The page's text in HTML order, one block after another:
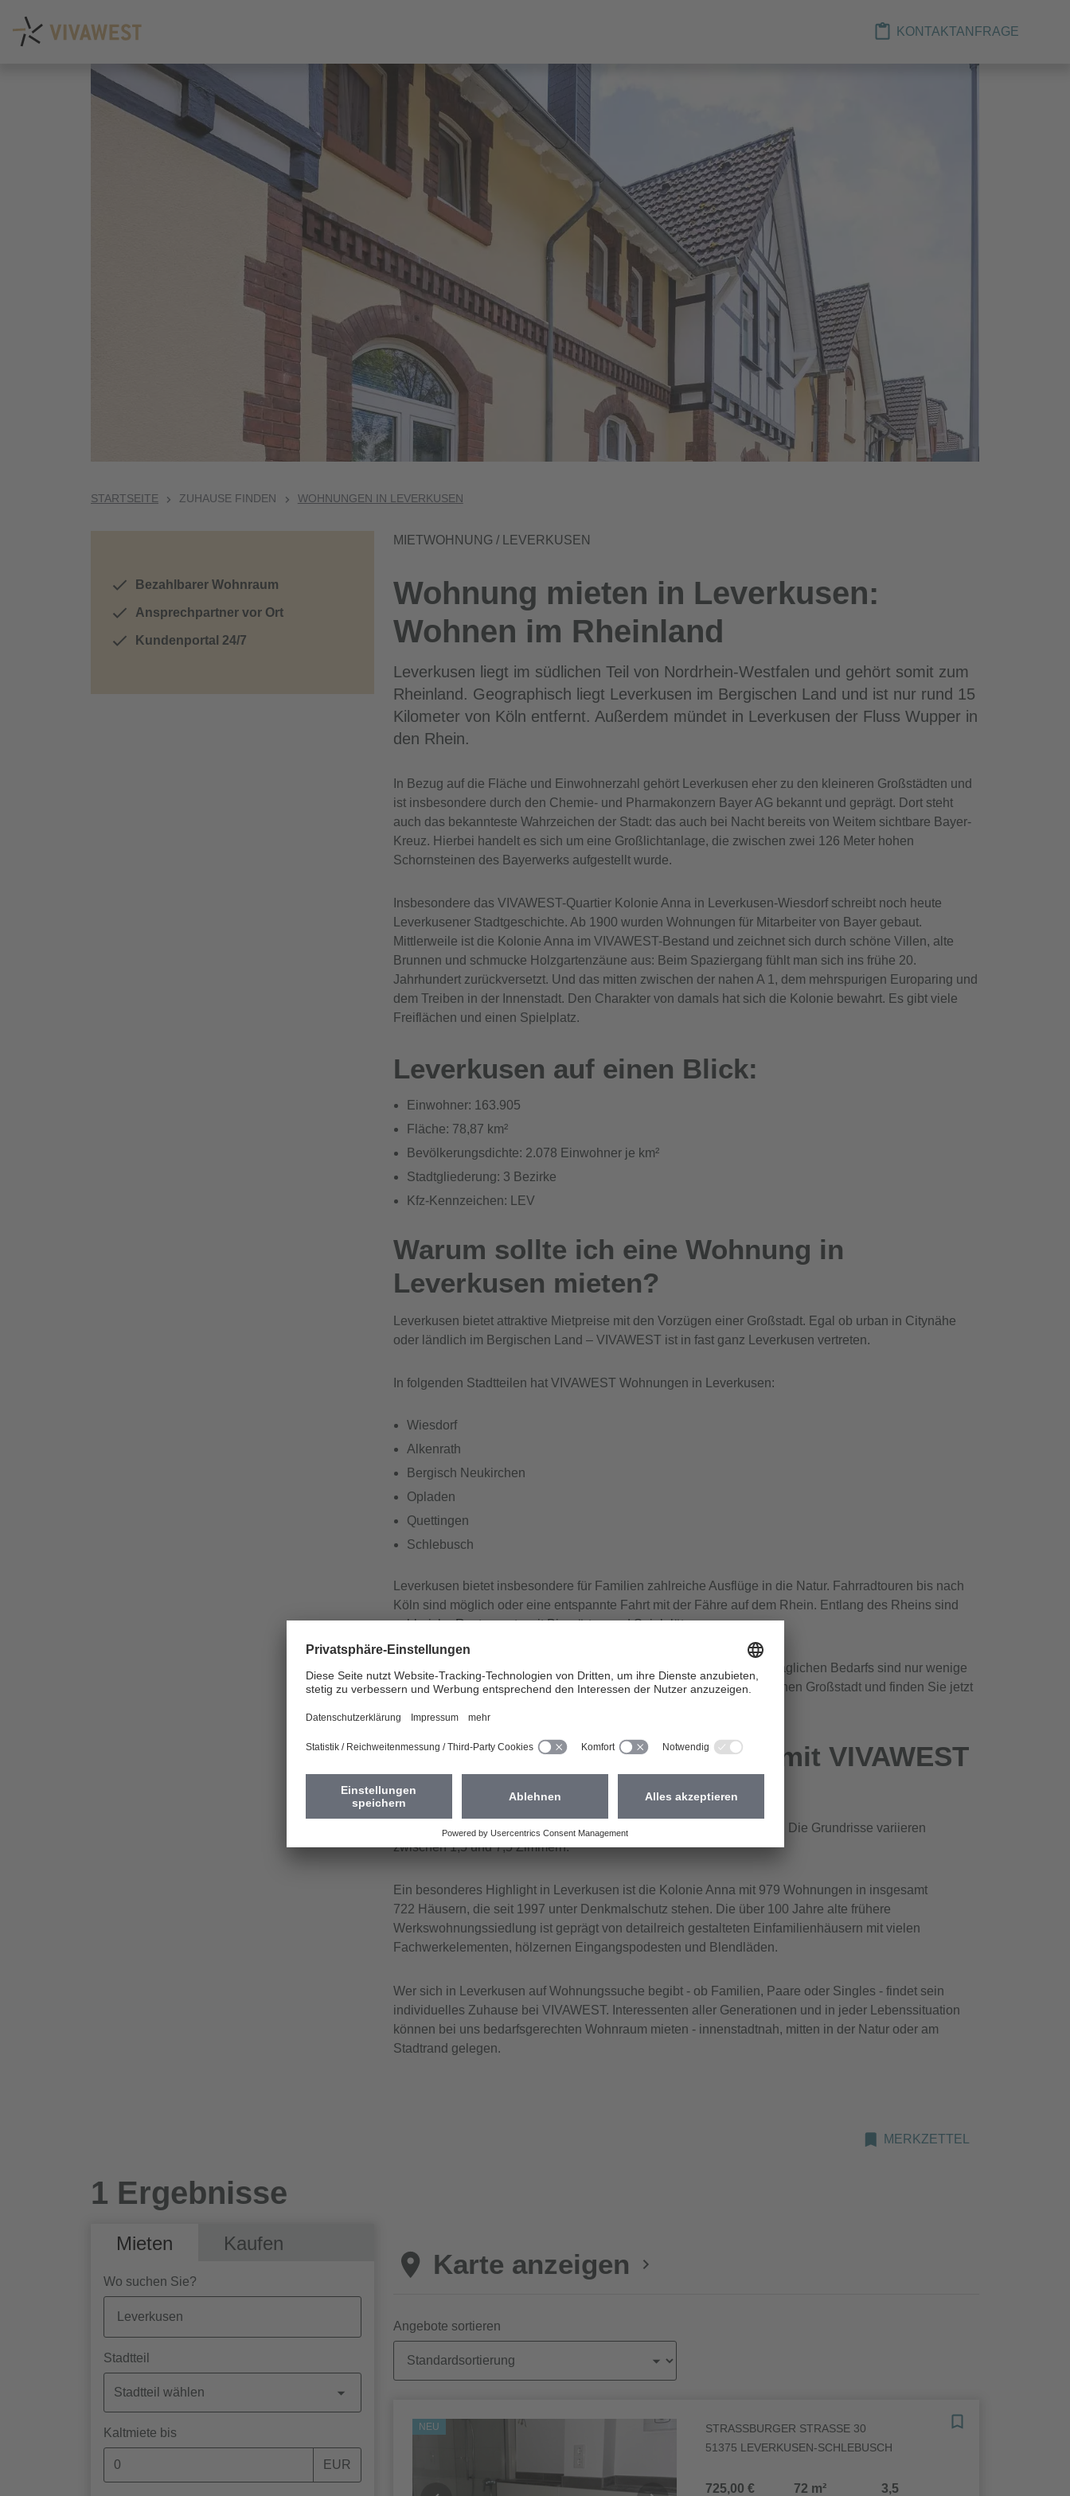
KONTAKTANFRAGE
STARTSEITE ZUHAUSE FINDEN WOHNUNGEN IN LEVERKUSEN
Bezahlbarer Wohnraum
Ansprechpartner vor Ort
Kundenportal 24/7
MIETWOHNUNG / LEVERKUSEN
Wohnung mieten in Leverkusen:
Wohnen im Rheinland
Leverkusen liegt im südlichen Teil von Nordrhein-Westfalen und gehört somit zum
Rheinland. Geographisch liegt Leverkusen im Bergischen Land und ist nur rund 15
Kilometer von Köln entfernt. Außerdem mündet in Leverkusen der Fluss Wupper in
den Rhein.
In Bezug auf die Fläche und Einwohnerzahl gehört Leverkusen eher zu den kleineren Großstädten und
ist insbesondere durch den Chemie- und Pharmakonzern Bayer AG bekannt und geprägt. Dort steht
auch das bekannteste Wahrzeichen der Stadt: das auch bei Nacht bereits von Weitem sichtbare Bayer-
Kreuz. Hierbei handelt es sich um eine Großlichtanlage, die zwischen zwei 126 Meter hohen
Schornsteinen des Bayerwerks aufgestellt wurde.
Insbesondere das VIVAWEST-Quartier Kolonie Anna in Leverkusen-Wiesdorf schreibt noch heute
Leverkusener Stadtgeschichte. Ab 1900 wurden Wohnungen für Mitarbeiter von Bayer gebaut.
Mittlerweile ist die Kolonie Anna im VIVAWEST-Bestand und zeichnet sich durch schöne Villen, alte
Brunnen und schmucke Holzgartenzäune aus: Beim Spaziergang fühlt man sich ins frühe 20.
Jahrhundert zurückversetzt. Und das mitten zwischen der nahen A 1, dem mehrspurigen Europaring und
dem Treiben in der Innenstadt. Den Charakter von damals hat sich die Kolonie bewahrt. Es gibt viele
Freiflächen und einen Spielplatz.
Leverkusen auf einen Blick:
Einwohner: 163.905
Fläche: 78,87 km²
Bevölkerungsdichte: 2.078 Einwohner je km²
Stadtgliederung: 3 Bezirke
Kfz-Kennzeichen: LEV
Warum sollte ich eine Wohnung in
Leverkusen mieten?
Leverkusen bietet attraktive Mietpreise mit den Vorzügen einer Großstadt. Egal ob urban in Citynähe
oder ländlich im Bergischen Land – VIVAWEST ist in fast ganz Leverkusen vertreten.
In folgenden Stadtteilen hat VIVAWEST Wohnungen in Leverkusen:
Wiesdorf
Alkenrath
Bergisch Neukirchen
Opladen
Quettingen
Schlebusch
Leverkusen bietet insbesondere für Familien zahlreiche Ausflüge in die Natur. Fahrradtouren bis nach
Köln sind möglich oder eine entspannte Fahrt mit der Fähre auf dem Rhein. Entlang des Rheins sind
zahlreiche Restaurants mit Biergärten und Spielplätzen.
Die Stadt am Rhein bietet eine gute Infrastruktur und Geschäfte des täglichen Bedarfs sind nur wenige
Geh- oder Fahrminuten entfernt. Genießen Sie die Vorzüge einer kleinen Großstadt und finden Sie jetzt
Ihre Wohnung in Leverkusen mit VIVAWEST
finden
VIVAWEST bewirtschaftet mehr als 5.310 Wohnungen in Leverkusen. Die Grundrisse variieren
zwischen 1,5 und 7,5 Zimmern.
Ein besonderes Highlight in Leverkusen ist die Kolonie Anna mit 979 Wohnungen in insgesamt
722 Häusern, die seit 1997 unter Denkmalschutz stehen. Die über 100 Jahre alte frühere
Werkswohnungssiedlung ist geprägt von detailreich gestalteten Einfamilienhäusern mit vielen
Fachwerkelementen, hölzernen Eingangspodesten und Blendläden.
Wer sich in Leverkusen auf Wohnungssuche begibt - ob Familien, Paare oder Singles - findet sein
individuelles Zuhause bei VIVAWEST. Interessenten aller Generationen und in jeder Lebenssituation
können bei uns bedarfsgerechten Wohnraum mieten - innenstadtnah, mitten in der Natur oder am
Stadtrand gelegen.
MERKZETTEL
1 Ergebnisse
Mieten Kaufen
Wo suchen Sie?
Stadtteil
Stadtteil wählen
Kaltmiete bis
EUR
Karte anzeigen
Angebote sortieren
Objekte
NEU
STRASSBURGER STRASSE 30
51375 LEVERKUSEN-SCHLEBUSCH
725,00 € 72 m² 3,5